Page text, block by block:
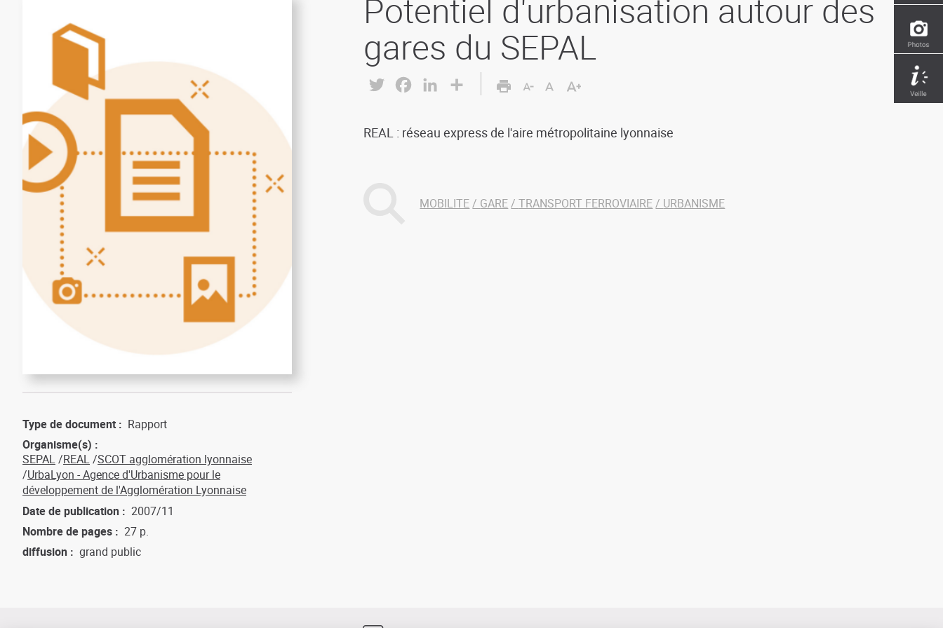
Potentiel d'urbanisation autour des
gares du SEPAL
Twitter FacebookLinkedIn
REAL : réseau express de l'aire métropolitaine lyonnaise
MOBILITE GARE TRANSPORT FERROVIAIRE URBANISME
Type de document
Rapport
Organisme(s)
SEPAL REAL SCOT agglomération lyonnaise
UrbaLyon - Agence d'Urbanisme pour le
développement de l'Agglomération Lyonnaise
Date de publication
2007/11
Nombre de pages
27 p.
diffusion
grand public